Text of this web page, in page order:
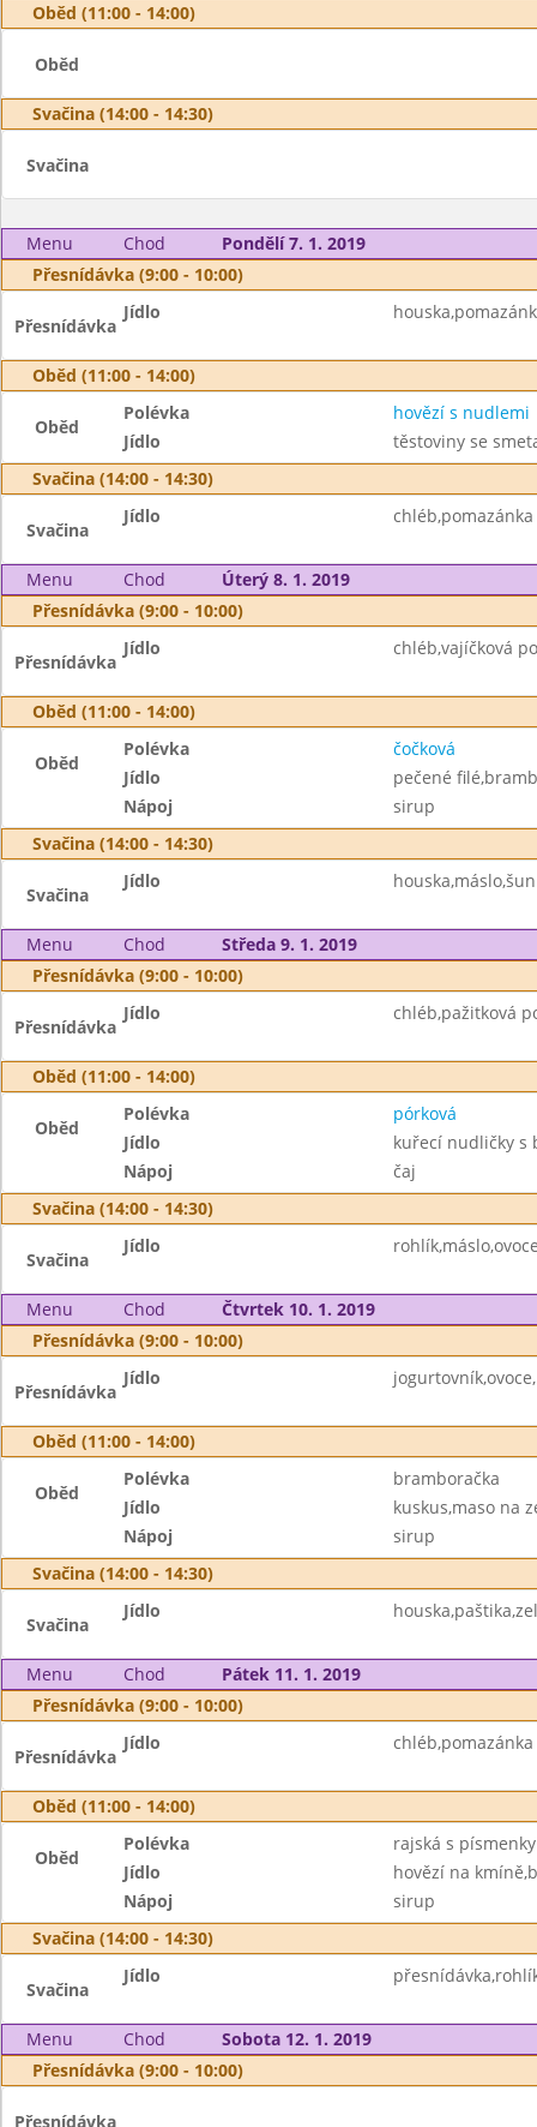
Oběd (11:00 - 14:00)
Oběd
Svačina (14:00 - 14:30)
Svačina
Menu Chod
Pondělí 7. 1. 2019
Přesnídávka (9:00 - 10:00)
Přesnídávka
Jídlo
Oběd (11:00 - 14:00)
Oběd
Polévka
hovězí s nudlemi
Jídlo
těstoviny se
Svačina (14:00 - 14:30)
Svačina
Jídlo
Menu Chod
Úterý 8. 1. 2019
Přesnídávka (9:00 - 10:00)
Přesnídávka
Jídlo chléb,vajíčková
Oběd (11:00 - 14:00)
Oběd
Polévka
čočková
Jídlo
pečené
Nápoj
sirup
Svačina (14:00 - 14:30)
Svačina
Jídlo
Menu Chod
Středa 9. 1. 2019
Přesnídávka (9:00 - 10:00)
Přesnídávka
Jídlo chléb,pažitková
Oběd (11:00 - 14:00)
Oběd
Polévka
pórková
Jídlo
kuřecí nudličky s
Nápoj
čaj
Svačina (14:00 - 14:30)
Svačina
Jídlo
Menu Chod
Čtvrtek 10. 1. 2019
Přesnídávka (9:00 - 10:00)
Přesnídávka
Jídlo
Oběd (11:00 - 14:00)
Oběd
Polévka
bramboračka
Jídlo
kuskus,maso na
Nápoj
sirup
Svačina (14:00 - 14:30)
Svačina
Jídlo
Menu Chod
Pátek 11. 1. 2019
Přesnídávka (9:00 - 10:00)
Přesnídávka
Jídlo
Oběd (11:00 - 14:00)
Oběd
Polévka
rajská s písmenky
Jídlo
hovězí na
Nápoj
sirup
Svačina (14:00 - 14:30)
Svačina
Jídlo
Menu Chod
Sobota 12. 1. 2019
Přesnídávka (9:00 - 10:00)
Přesnídávka